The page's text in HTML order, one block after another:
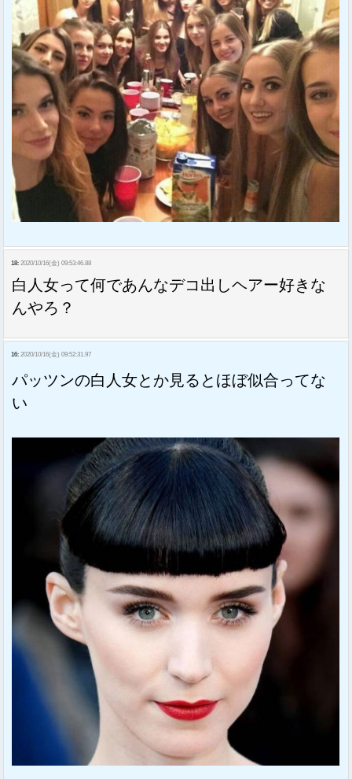
18: 2020/10/16(金) 09:53:46.88
白人女って何であんなデコ出しヘアー好きな
んやろ？
16: 2020/10/16(金) 09:52:31.97
パッツンの白人女とか見るとほぼ似合ってな
い